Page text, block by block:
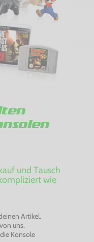
und Tausch
wie
Artikel.
von uns.
Konsole